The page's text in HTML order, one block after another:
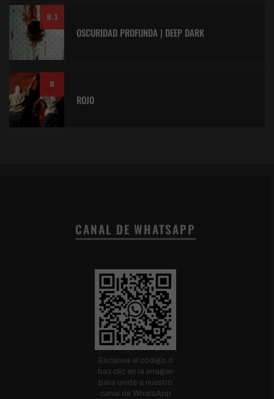
8.1
OSCURIDAD PROFUNDA | DEEP DARK
8
ROJO
CANAL DE WHATSAPP
Escanea el código o
haz clic en la imagen
para unirte a nuestro
canal de WhatsApp